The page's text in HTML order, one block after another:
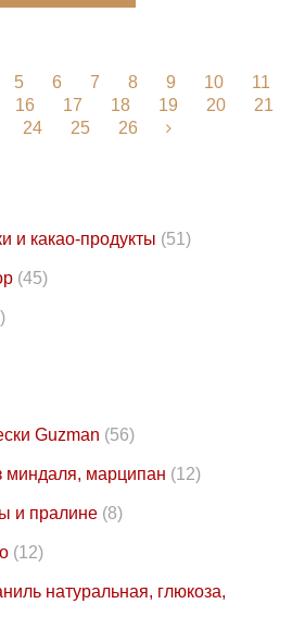
5 6 7 8 9 10
11
16 17 18 19 20
21
24 25 26
и какао-продукты (51)
(45)
Guzman (56)
миндаля, марципан (12)
и пралине (8)
(12)
натуральная, глюкоза,